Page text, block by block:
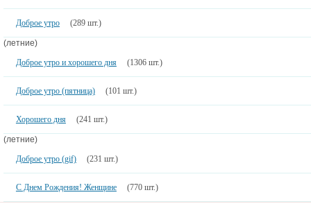
Доброе утро (289 шт.)
(летние)
Доброе утро и хорошего дня
(1306 шт.)
Доброе утро (пятница) (101 шт.)
Хорошего дня (241 шт.)
(летние)
Доброе утро (gif)
(231 шт.)
С Днем Рождения! Женщине (770 шт.)